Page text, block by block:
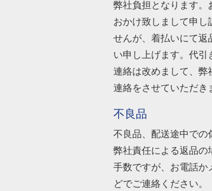
弊社負担となります。
おかけ致しまして申し
せんが、着払いにて返
い申し上げます。代引
連絡は改めまして、弊
連絡をさせていただき
不良品
不良品、配送途中での
弊社責任による返品の
手数ですが、お電話か
どでご連絡ください。